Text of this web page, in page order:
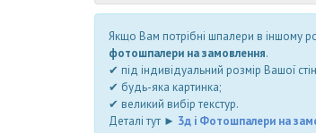
Якщо Вам потрібні шпалери в іншому
фотошпалери на замовлення.
✔ під індивідуальний розмір Вашої
✔ будь-яка картинка;
✔ великий вибір текстур.
Деталі тут ► 3д і Фотошпалери на